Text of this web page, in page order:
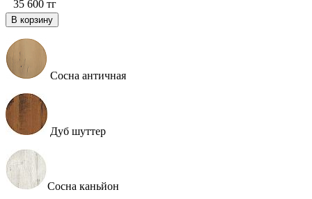
35 600 тг
В корзину
Сосна античная
Дуб шуттер
Сосна каньйон